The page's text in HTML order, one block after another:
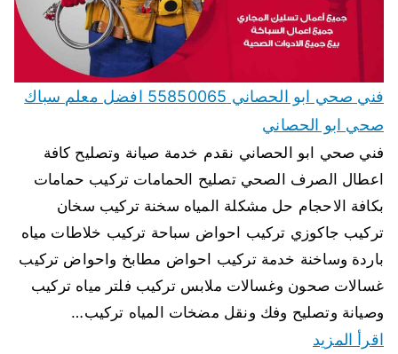
فني صحي ابو الحصاني 55850065 افضل معلم سباك
صحي ابو الحصاني
فني صحي ابو الحصاني نقدم خدمة صيانة وتصليح كافة
اعطال الصرف الصحي تصليح الحمامات تركيب حمامات
بكافة الاحجام حل مشكلة المياه سخنة تركيب سخان
تركيب جاكوزي تركيب احواض سباحة تركيب خلاطات مياه
باردة وساخنة خدمة تركيب احواض مطابخ واحواض تركيب
غسالات صحون وغسالات ملابس تركيب فلتر مياه تركيب
وصيانة وتصليح وفك ونقل مضخات المياه تركيب…
اقرأ المزيد